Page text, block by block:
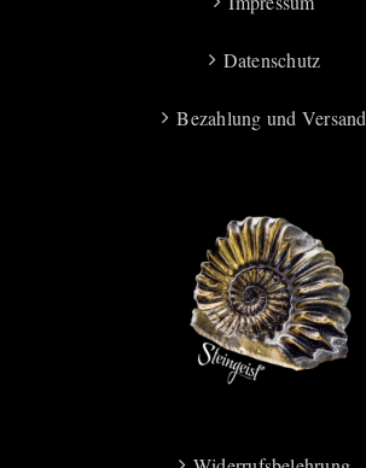
Datenschutz
Bezahlung und Versand